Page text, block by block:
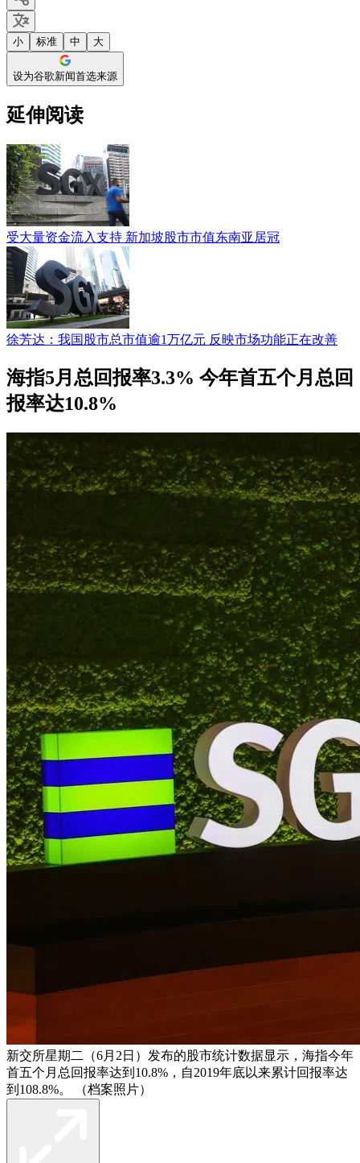
小 标准 中 大
设为谷歌新闻首选来源
延伸阅读
受大量资金流入支持 新加坡股市市值东南亚居冠
徐芳达：我国股市总市值逾1万亿元 反映市场功能正在改善
海指5月总回报率3.3% 今年首五个月总回
报率达10.8%
新交所星期二（6月2日）发布的股市统计数据显示，海指今年
首五个月总回报率达到10.8%，自2019年底以来累计回报率达
到108.8%。 （档案照片）